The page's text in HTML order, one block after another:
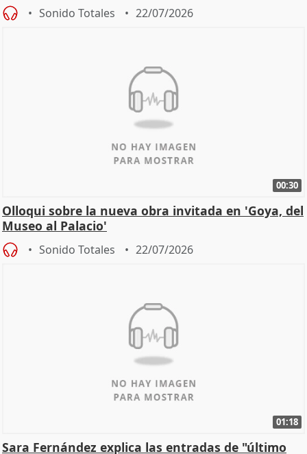
cita
Sonido Totales 22/07/2026
00:30
Olloqui sobre la nueva obra invitada en 'Goya, del
Museo al Palacio'
Sonido Totales 22/07/2026
01:18
Sara Fernández explica las entradas de "último